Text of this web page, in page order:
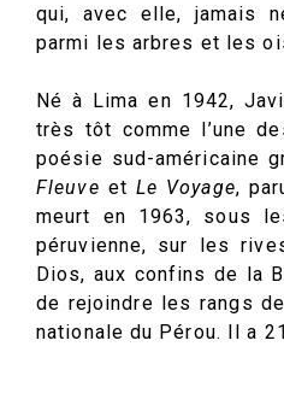
qui, avec elle, jamais
parmi les arbres et les
Né à Lima en 1942,
très tôt comme l’une
poésie sud-américaine
Fleuve et Le Voyage,
meurt en 1963, sous
péruvienne, sur les
Dios, aux confins de la
de rejoindre les rangs
nationale du Pérou. Il a